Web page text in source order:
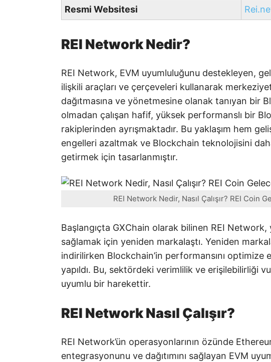
Resmi Websitesi
REI Network Nedir?
REI Network, EVM uyumluluğunu destekleyen,
ilişkili araçları ve çerçeveleri kullanarak
dağıtmasına ve yönetmesine olanak tanıyan bir
olmadan çalışan hafif, yüksek performanslı bir
rakiplerinden ayrışmaktadır. Bu yaklaşım hem
engelleri azaltmak ve Blockchain teknolojisini
getirmek için tasarlanmıştır.
REI Network Nedir, Nasıl Çalışır? REI Coin
Başlangıçta GXChain olarak bilinen REI
sağlamak için yeniden markalaştı. Yeniden
indirilirken Blockchain’in performansını
yapıldı. Bu, sektördeki verimlilik ve erişilebilirliği
uyumlu bir harekettir.
REI Network Nasıl Çalışır?
REI Network’ün operasyonlarının özünde
entegrasyonunu ve dağıtımını sağlayan EVM